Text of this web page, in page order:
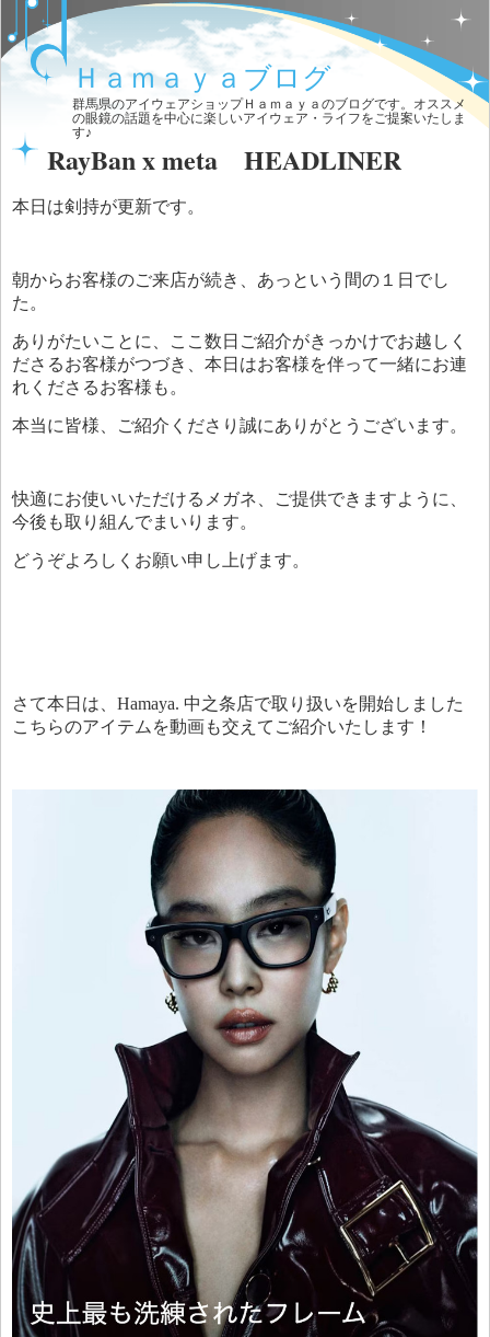
Ｈａｍａｙａブログ
群馬県のアイウェアショップＨａｍａｙａのブログです。オススメ
の眼鏡の話題を中心に楽しいアイウェア・ライフをご提案いたしま
す♪
RayBan x meta HEADLINER
本日は剣持が更新です。
朝からお客様のご来店が続き、あっという間の１日でし
た。
ありがたいことに、ここ数日ご紹介がきっかけでお越しく
ださるお客様がつづき、本日はお客様を伴って一緒にお連
れくださるお客様も。
本当に皆様、ご紹介くださり誠にありがとうございます。
快適にお使いいただけるメガネ、ご提供できますように、
今後も取り組んでまいります。
どうぞよろしくお願い申し上げます。
さて本日は、Hamaya. 中之条店で取り扱いを開始しました
こちらのアイテムを動画も交えてご紹介いたします！